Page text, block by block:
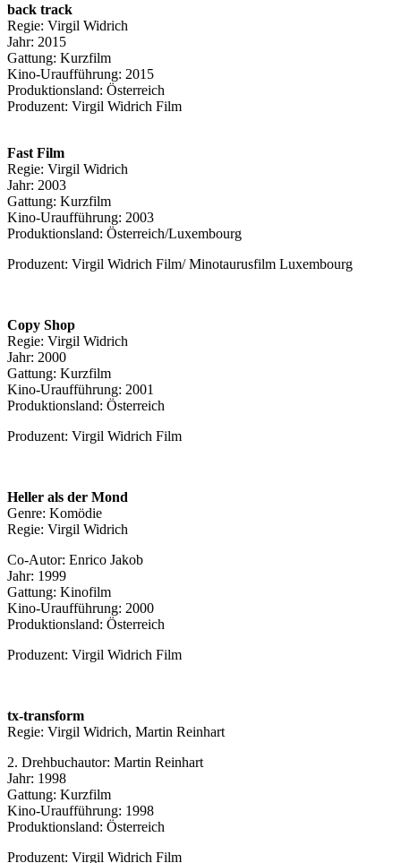
back track
Regie: Virgil Widrich
Jahr: 2015
Gattung: Kurzfilm
Kino-Uraufführung: 2015
Produktionsland: Österreich
Produzent: Virgil Widrich Film
Fast Film
Regie: Virgil Widrich
Jahr: 2003
Gattung: Kurzfilm
Kino-Uraufführung: 2003
Produktionsland: Österreich/Luxembourg
Produzent: Virgil Widrich Film/ Minotaurusfilm Luxembourg
Copy Shop
Regie: Virgil Widrich
Jahr: 2000
Gattung: Kurzfilm
Kino-Uraufführung: 2001
Produktionsland: Österreich
Produzent: Virgil Widrich Film
Heller als der Mond
Genre: Komödie
Regie: Virgil Widrich
Co-Autor: Enrico Jakob
Jahr: 1999
Gattung: Kinofilm
Kino-Uraufführung: 2000
Produktionsland: Österreich
Produzent: Virgil Widrich Film
tx-transform
Regie: Virgil Widrich, Martin Reinhart
2. Drehbuchautor: Martin Reinhart
Jahr: 1998
Gattung: Kurzfilm
Kino-Uraufführung: 1998
Produktionsland: Österreich
Produzent: Virgil Widrich Film